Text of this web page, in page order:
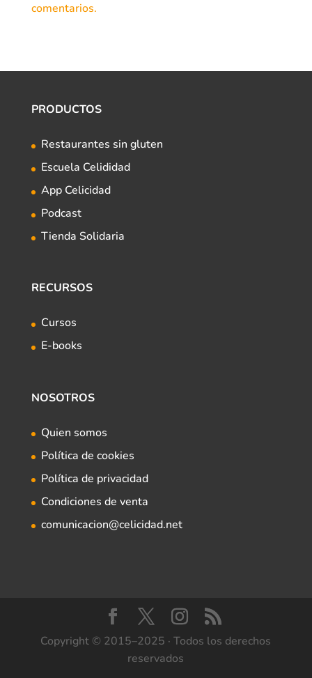
comentarios.
PRODUCTOS
Restaurantes sin gluten
Escuela Celididad
App Celicidad
Podcast
Tienda Solidaria
RECURSOS
Cursos
E-books
NOSOTROS
Quien somos
Política de cookies
Política de privacidad
Condiciones de venta
comunicacion@celicidad.net
Copyright © 2015–2025 · Todos los derechos
reservados